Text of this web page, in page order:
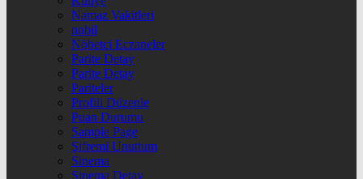
Namaz Vakitleri
nnbil
Nöbetçi Eczaneler
Parite Detay
Parite Detay
Pariteler
Profili Düzenle
Puan Durumu
Sample Page
Şifremi Unuttum
Sinema
Sinema Detay